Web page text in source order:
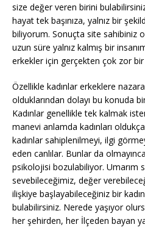
size değer veren birini
hayat tek başınıza, yalnız bir
biliyorum. Sonuçta site sahibiniz
uzun süre yalnız kalmış bir
erkekler için gerçekten çok zor
Özellikle kadınlar erkeklere
olduklarından dolayı bu konuda
Kadınlar genellikle tek kalmak
manevi anlamda kadınları
kadınlar sahiplenilmeyi, ilgi
eden canlılar. Bunlar da
psikolojisi bozulabiliyor. Umarım
sevebileceğimiz, değer
ilişkiye başlayabileceğiniz bir
bulabilirsiniz. Nerede yaşıyor
her şehirden, her İlçeden bayan